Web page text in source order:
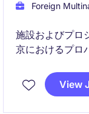
Foreign
施設およびプロ
京におけるプロ
管理を円滑に
View